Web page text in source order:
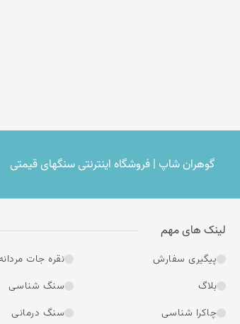
گوهران شاپ | فروشگاه اینترنتی سنگهای قیمتی
لینک های مهم
پیگیری سفارش
نقره جات
بلاگ
سنگ شناسی
چاکرا شناسی
سنگ درمانی